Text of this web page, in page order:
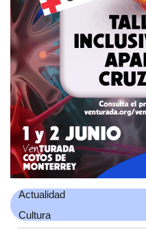
Actualidad
Cultura